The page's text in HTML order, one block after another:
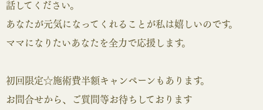
話してください。
あなたが元気になってくれることが私は嬉しいのです。
ママになりたいあなたを全力で応援します。
初回限定☆施術費半額キャンペーンもあります。
お問合せから、ご質問等お待ちしております